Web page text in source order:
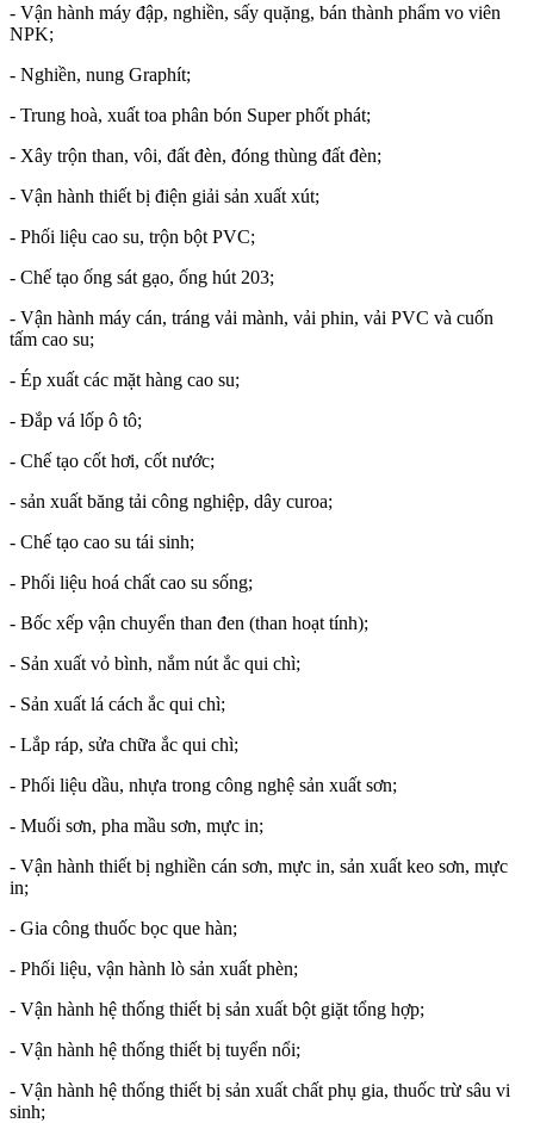
- Vận hành máy đập, nghiền, sấy quặng, bán thành phẩm vo viên
NPK;
- Nghiền, nung Graphít;
- Trung hoà, xuất toa phân bón Super phốt phát;
- Xây trộn than, vôi, đất đèn, đóng thùng đất đèn;
- Vận hành thiết bị điện giải sản xuất xút;
- Phối liệu cao su, trộn bột PVC;
- Chế tạo ống sát gạo, ống hút 203;
- Vận hành máy cán, tráng vải mành, vải phin, vải PVC và cuốn
tấm cao su;
- Ép xuất các mặt hàng cao su;
- Đắp vá lốp ô tô;
- Chế tạo cốt hơi, cốt nước;
- sản xuất băng tải công nghiệp, dây curoa;
- Chế tạo cao su tái sinh;
- Phối liệu hoá chất cao su sống;
- Bốc xếp vận chuyển than đen (than hoạt tính);
- Sản xuất vỏ bình, nắm nút ắc qui chì;
- Sản xuất lá cách ắc qui chì;
- Lắp ráp, sửa chữa ắc qui chì;
- Phối liệu dầu, nhựa trong công nghệ sản xuất sơn;
- Muối sơn, pha mầu sơn, mực in;
- Vận hành thiết bị nghiền cán sơn, mực in, sản xuất keo sơn, mực
in;
- Gia công thuốc bọc que hàn;
- Phối liệu, vận hành lò sản xuất phèn;
- Vận hành hệ thống thiết bị sản xuất bột giặt tổng hợp;
- Vận hành hệ thống thiết bị tuyển nổi;
- Vận hành hệ thống thiết bị sản xuất chất phụ gia, thuốc trừ sâu vi
sinh;